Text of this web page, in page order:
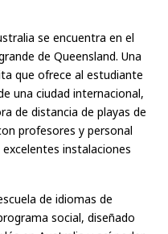
se encuentra en el
de Queensland. Una
que ofrece al estudiante
una ciudad internacional,
de distancia de playas de
profesores y personal
instalaciones
de idiomas de
social, diseñado